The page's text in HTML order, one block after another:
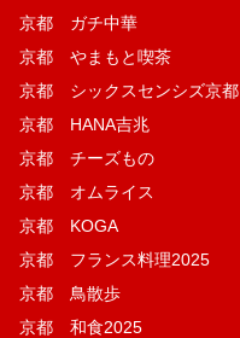
京都 ガチ中華
京都 やまもと喫茶
京都 シックスセンシズ京都
京都 HANA吉兆
京都 チーズもの
京都 オムライス
京都 KOGA
京都 フランス料理2025
京都 鳥散歩
京都 和食2025